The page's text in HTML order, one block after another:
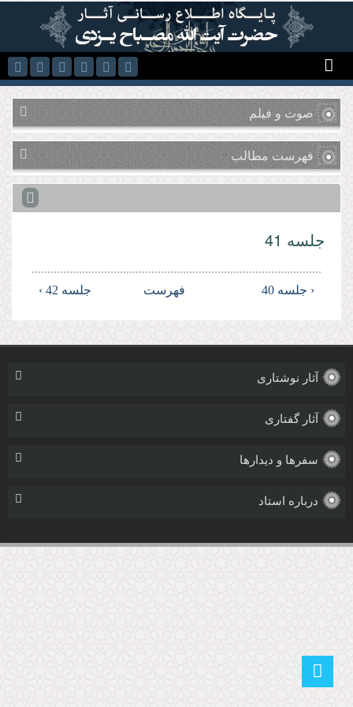
رفتن به محتوای اصلی
صوت و فیلم
فهرست مطالب
جلسه 41
‹ جلسه 40 فهرست جلسه 42 ›
آثار نوشتاری
آثار گفتاری
سفرها و دیدارها
درباره استاد